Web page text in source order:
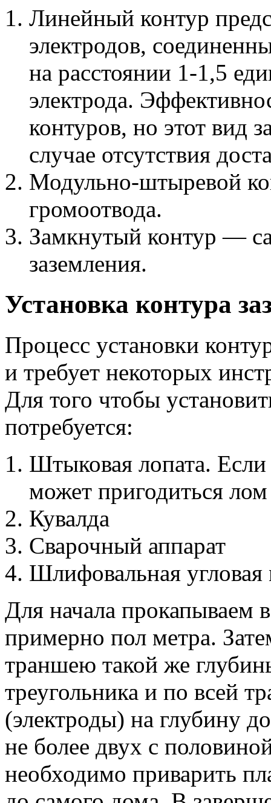
Линейный контур
электродов,
на расстоянии 1-1,5
электрода.
контуров, но этот вид
случае отсутствия
Модульно-штыревой
громоотвода.
Замкнутый контур —
заземления.
Установка контура
Процесс установки
и требует некоторых
Для того чтобы
потребуется:
Штыковая лопата.
может пригодиться
Кувалда
Сварочный аппарат
Шлифовальная
Для начала прокапываем
примерно пол метра.
траншею такой же
треугольника и по всей
(электроды) на глубину
не более двух с
необходимо приварить